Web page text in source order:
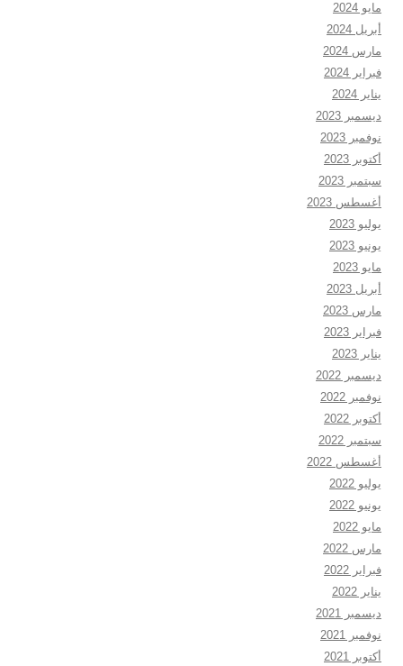
مايو 2024
أبريل 2024
مارس 2024
فبراير 2024
يناير 2024
ديسمبر 2023
نوفمبر 2023
أكتوبر 2023
سبتمبر 2023
أغسطس 2023
يوليو 2023
يونيو 2023
مايو 2023
أبريل 2023
مارس 2023
فبراير 2023
يناير 2023
ديسمبر 2022
نوفمبر 2022
أكتوبر 2022
سبتمبر 2022
أغسطس 2022
يوليو 2022
يونيو 2022
مايو 2022
مارس 2022
فبراير 2022
يناير 2022
ديسمبر 2021
نوفمبر 2021
أكتوبر 2021